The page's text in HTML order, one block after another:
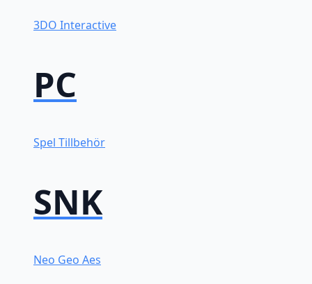
3DO Interactive
PC
Spel Tillbehör
SNK
Neo Geo Aes